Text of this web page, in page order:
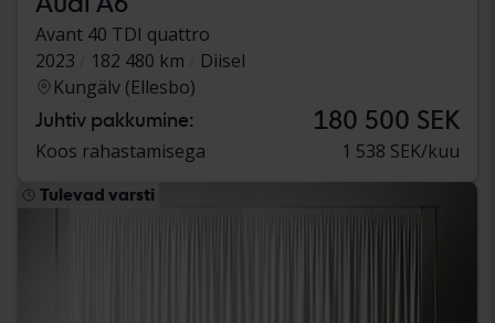
Avant 40 TDI quattro
2023
182 480 km
Diisel
Kungälv (Ellesbo)
Juhtiv pakkumine: 180 500 SEK
Koos rahastamisega 1 538 SEK/kuu
Tulevad varsti